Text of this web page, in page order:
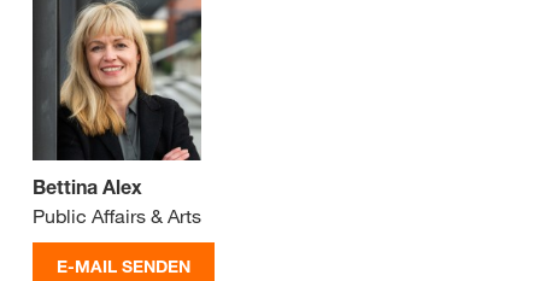
Bettina Alex
Public Affairs & Arts
E-MAIL SENDEN